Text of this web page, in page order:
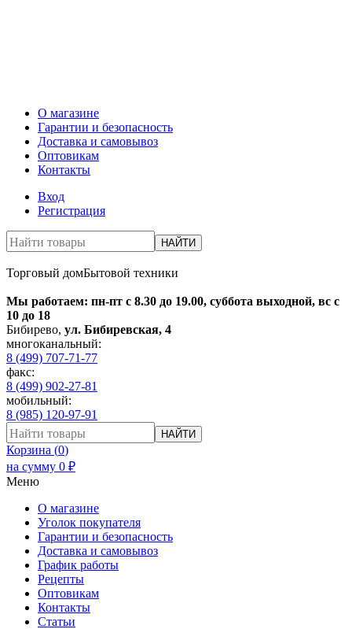
О магазине
Гарантии и безопасность
Доставка и самовывоз
Оптовикам
Контакты
Вход
Регистрация
НАЙТИ
Торговый домБытовой техники
Мы работаем: пн-пт с 8.30 до 19.00, суббота выходной, вс с
10 до 18
Бибирево, ул. Бибиревская, 4
многоканальный:
8 (499) 707-71-77
факс:
8 (499) 902-27-81
мобильный:
8 (985) 120-97-91
НАЙТИ
Корзина (0)
на сумму 0 ₽
Меню
О магазине
Уголок покупателя
Гарантии и безопасность
Доставка и самовывоз
График работы
Рецепты
Оптовикам
Контакты
Статьи